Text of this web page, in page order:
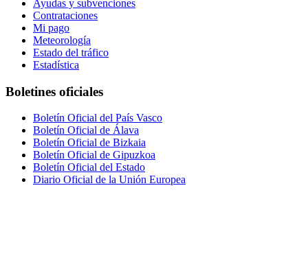
Ayudas y subvenciones
Contrataciones
Mi pago
Meteorología
Estado del tráfico
Estadística
Boletines oficiales
Boletín Oficial del País Vasco
Boletín Oficial de Álava
Boletín Oficial de Bizkaia
Boletín Oficial de Gipuzkoa
Boletín Oficial del Estado
Diario Oficial de la Unión Europea